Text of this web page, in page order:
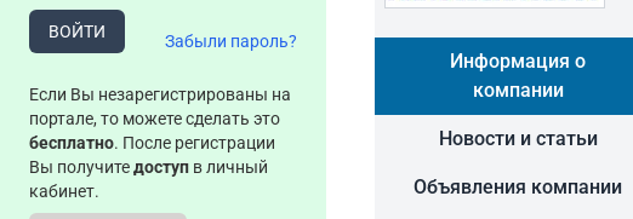
ВОЙТИ Забыли пароль?
Если Вы незарегистрированы на
портале, то можете сделать это
бесплатно. После регистрации
Вы получитедоступ в личный
кабинет.
Информация о
компании
Новости и статьи
Объявления компании